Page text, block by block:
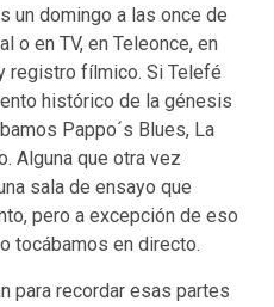
un domingo a las once de
o en TV, en Teleonce, en
registro fílmico. Si Telefé
histórico de la génesis
Pappo´s Blues, La
Alguna que otra vez
sala de ensayo que
pero a excepción de eso
tocábamos en directo.
para recordar esas partes